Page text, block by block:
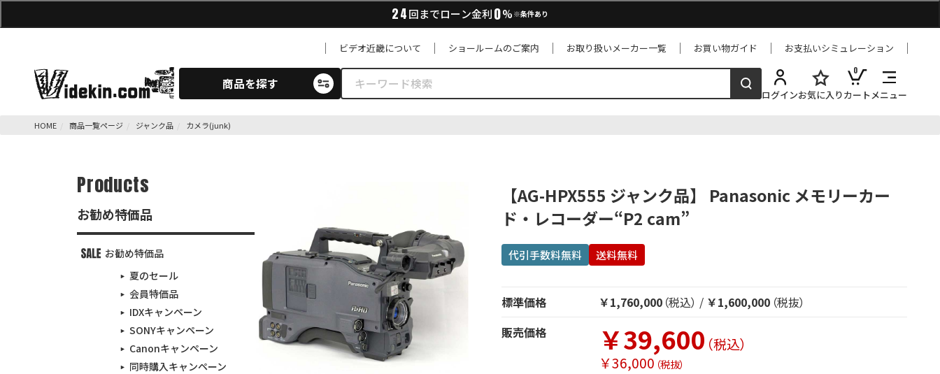
24回までローン金利0% ※条件あり
ビデオ近畿について ショールームのご案内 お取り扱いメーカー一覧 お買い物ガイド お支払いシミュレーション
商品を探す
ログインお気に入り
0
カートメニュー
HOME 商品一覧ページ ジャンク品 カメラ(junk)
【AG-HPX555 ジャンク品】 Panasonic メモリーカー
ド・レコーダー“P2 cam”
代引手数料無料 送料無料
標準価格 ￥1,760,000 （税込） / ￥1,600,000 （税抜）
販売価格
￥39,600 （税込）
￥36,000 （税抜）
Products
お勧め特価品
お勧め特価品
夏のセール
会員特価品
IDXキャンペーン
SONYキャンペーン
Canonキャンペーン
同時購入キャンペーン